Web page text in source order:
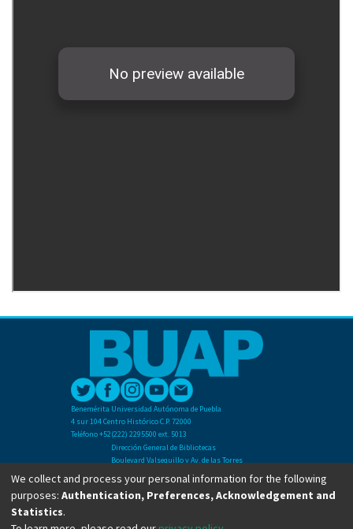
Benemérita Universidad Autónoma de Puebla
4 sur 104 Centro Histórico C.P. 72000
Teléfono +52(222) 2295500 ext. 5013
Dirección General de Bibliotecas
Boulevard Valsequillo y Av. de las Torres
Ciudad Universitaria. Col. San Manuel
C.P. 72570
Teléfono +52 (222) 2295500 Ext 2901
We collect and process your personal information for the following
purposes: Authentication, Preferences, Acknowledgement and
Statistics.